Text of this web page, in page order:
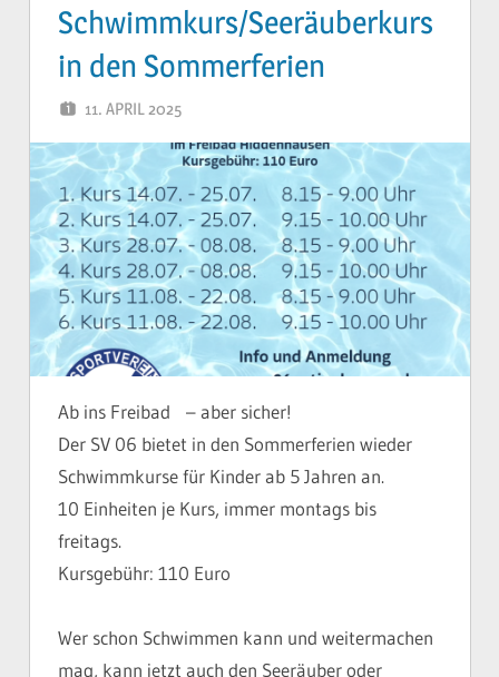
Schwimmkurs/Seeräuberkurs
in den Sommerferien
11. APRIL 2025
Ab ins Freibad
– aber sicher!
Der SV 06 bietet in den Sommerferien wieder
Schwimmkurse für Kinder ab 5 Jahren an.
10 Einheiten je Kurs, immer montags bis
freitags.
Kursgebühr: 110 Euro
Wer schon Schwimmen kann und weitermachen
mag, kann jetzt auch den Seeräuber oder